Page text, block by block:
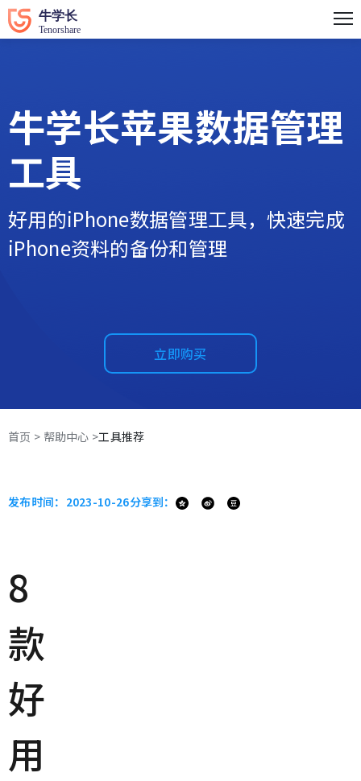
牛学长苹果数据管理
工具
好用的iPhone数据管理工具，快速完成
iPhone资料的备份和管理
立即购买
首页 > 帮助中心 >工具推荐
发布时间： 2023-10-26分享到：
8
款
好
用